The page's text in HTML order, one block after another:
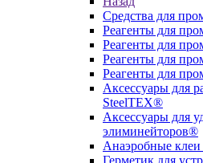
Средства для
Реагенты для
Реагенты для
Реагенты для
Реагенты для
Аксессуары для
SteelTEX®
Аксессуары для
элиминейторов®
Анаэробные клеи
Герметик для